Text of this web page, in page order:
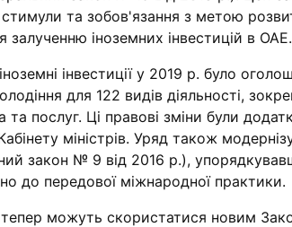
та зобов'язання з метою
іноземних інвестицій в ОАЕ.
інвестиції у 2019 р. було
для 122 видів діяльності,
та послуг. Ці правові зміни були
міністрів. Уряд також
закон № 9 від 2016 р.),
до передової міжнародної практики.
можуть скористатися новим